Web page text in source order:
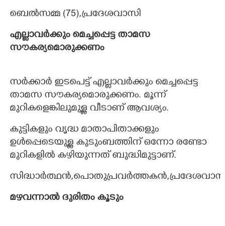
ബെൽസമ്മ (75)​,​പ്രദേശവാസി
എല്ലാവർക്കും മെച്ചപ്പെട്ട താമസ
സൗകര്യമൊരുക്കണം
സർക്കാർ ഇടപെട്ട് എല്ലാവർക്കും മെച്ചപ്പെട്ട
താമസ സൗകര്യമൊരുക്കണം. മൂന്ന്
മുറികളെങ്കിലുമുള്ള വീടാണ് ആവശ്യം.
കുട്ടികളും വൃദ്ധ മാതാപിതാക്കളും
ഉൾപ്പെടെയുള്ള കുടുംബത്തിന് ഒന്നോ രണ്ടോ
മുറികളിൽ കഴിയുന്നത് ബുദ്ധിമുട്ടാണ്.
മഴവന്നാൽ ദുരിതം കൂടും